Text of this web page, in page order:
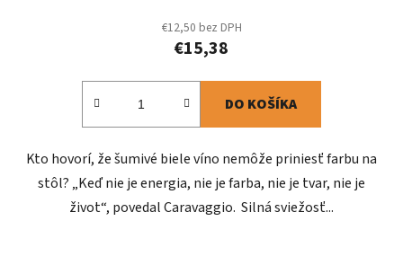
€12,50 bez DPH
€15,38
DO KOŠÍKA
Kto hovorí, že šumivé biele víno nemôže priniesť farbu na
stôl? „Keď nie je energia, nie je farba, nie je tvar, nie je
život“, povedal Caravaggio. Silná sviežosť...